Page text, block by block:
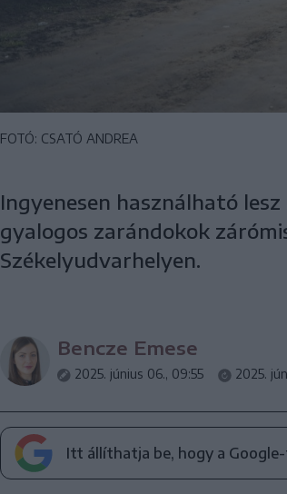
FOTÓ: CSATÓ ANDREA
Ingyenesen használható
gyalogos zarándokok
Székelyudvarhelyen.
Bencze Emese
2025. június 06., 09:55 2025.
Itt állíthatja be, hogy a